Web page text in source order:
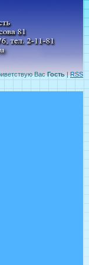
Вас Гость|RSS